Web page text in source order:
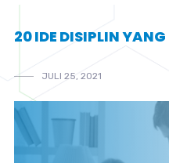
20 IDE DISIPLIN
JULI 25, 2021